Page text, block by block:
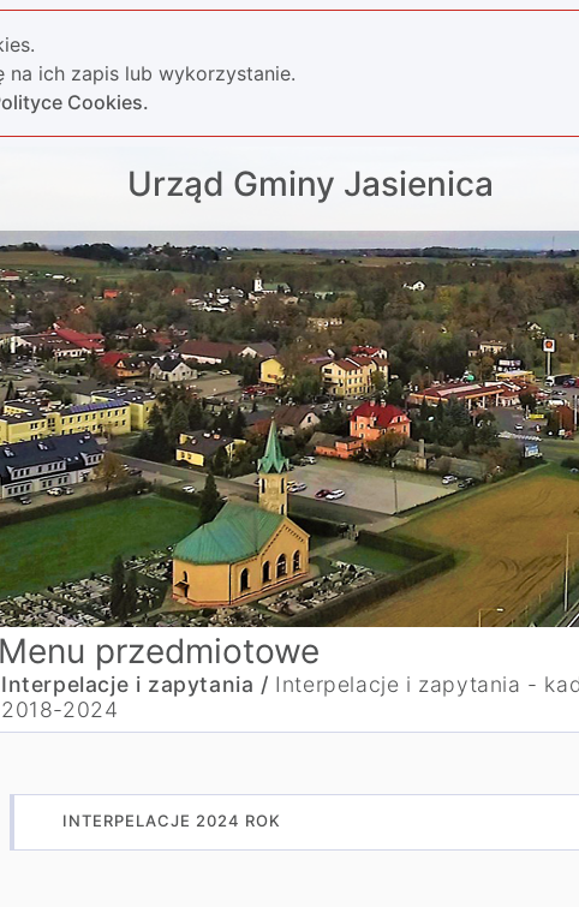
ich zapis lub wykorzystanie.
Cookies.
Urząd Gminy Jasienica
Menu przedmiotowe
Interpelacje i zapytania / Interpelacje i zapytania -
2018-2024
INTERPELACJE 2024 ROK